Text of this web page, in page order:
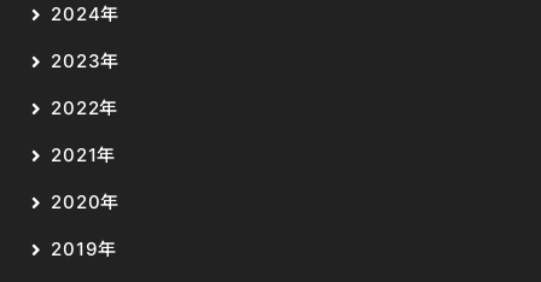
2024年
2023年
2022年
2021年
2020年
2019年